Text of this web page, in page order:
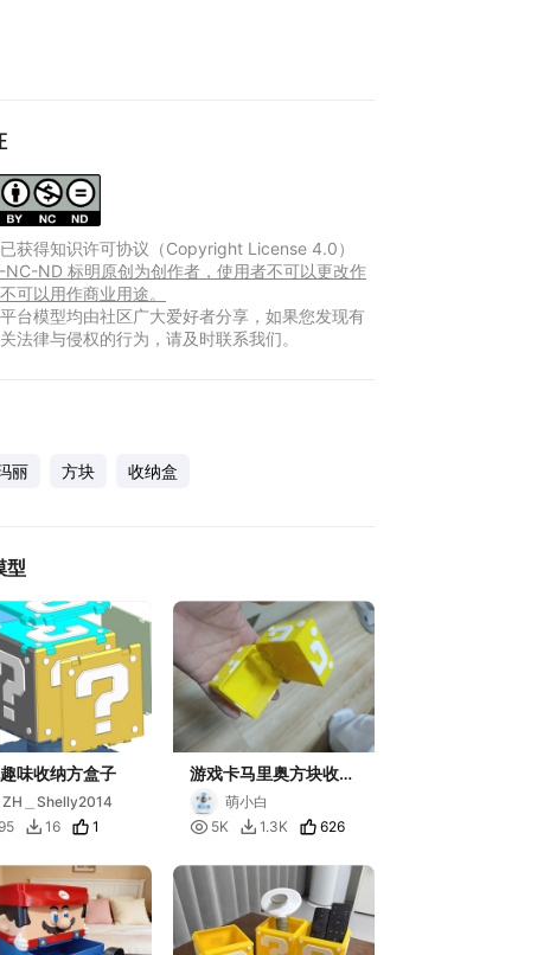
获得知识许可协议（Copyright License 4.0）
NC-ND 标明原创为创作者，使用者不可以更改作
可以用作商业用途。
台模型均由社区广大爱好者分享，如果您发现有
法律与侵权的行为，请及时联系我们。
丽 方块 收纳盒
型
味收纳方盒子
ZH＿Shelly2014
 16 1
游戏卡马里奥方块收纳
盒
萌小白
 5K  1.3K 626